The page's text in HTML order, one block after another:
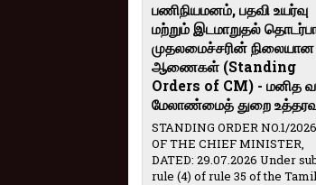
பணிநியமனம், பதவி உயர்வு
மற்றும் இடமாறுதல்
முதலமைச்சரின் நிலையான
ஆணைகள் (Standing
Orders of CM) - மனித
மேலாண்மைத் துறை
STANDING ORDER NO.1/2026
OF THE CHIEF MINISTER,
DATED: 29.07.2026 Under
rule (4) of rule 35 of the Tamil